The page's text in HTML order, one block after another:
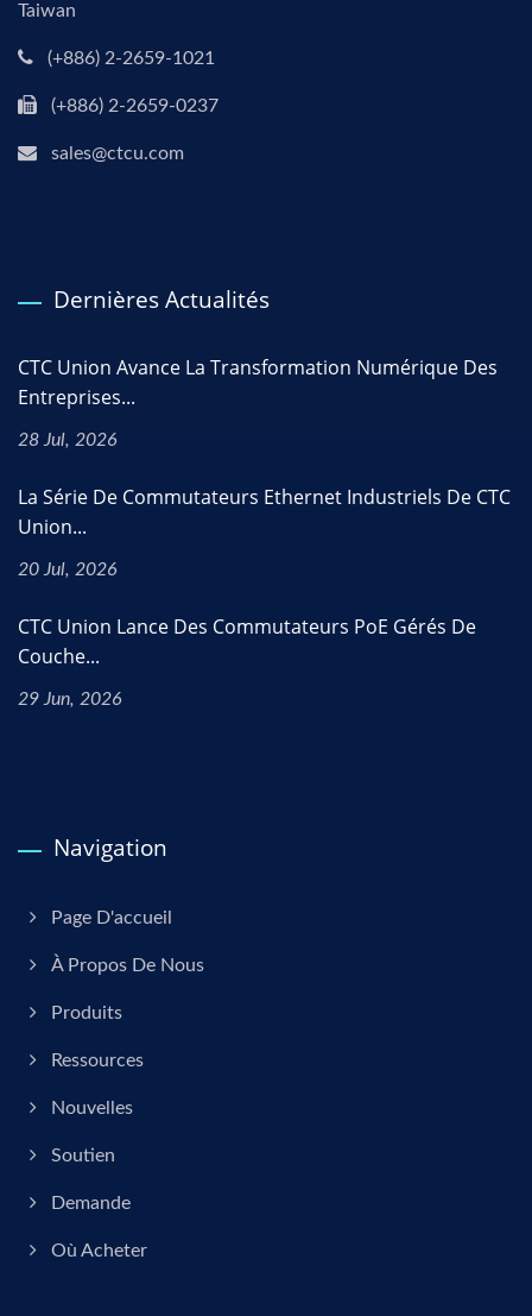
Taiwan
(+886) 2-2659-1021
(+886) 2-2659-0237
sales@ctcu.com
Dernières Actualités
CTC Union Avance La Transformation Numérique Des
Entreprises...
28 Jul, 2026
La Série De Commutateurs Ethernet Industriels De CTC
Union...
20 Jul, 2026
CTC Union Lance Des Commutateurs PoE Gérés De
Couche...
29 Jun, 2026
Navigation
Page D'accueil
À Propos De Nous
Produits
Ressources
Nouvelles
Soutien
Demande
Où Acheter